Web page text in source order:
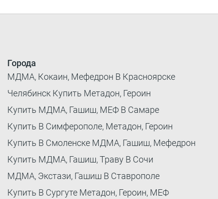
Города
МДМА, Кокаин, Мефедрон В Красноярске
Челябинск Купить Метадон, Героин
Купить МДМА, Гашиш, МЕФ В Самаре
Купить В Симферополе, Метадон, Героин
Купить В Смоленске МДМА, Гашиш, Мефедрон
Купить МДМА, Гашиш, Траву В Сочи
МДМА, Экстази, Гашиш В Ставрополе
Купить В Сургуте Метадон, Героин, МЕФ